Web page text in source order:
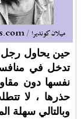
حين يحاول رجل
تدخل في
نفسها دون
حذرها ، لا
وبالتالي سهلة